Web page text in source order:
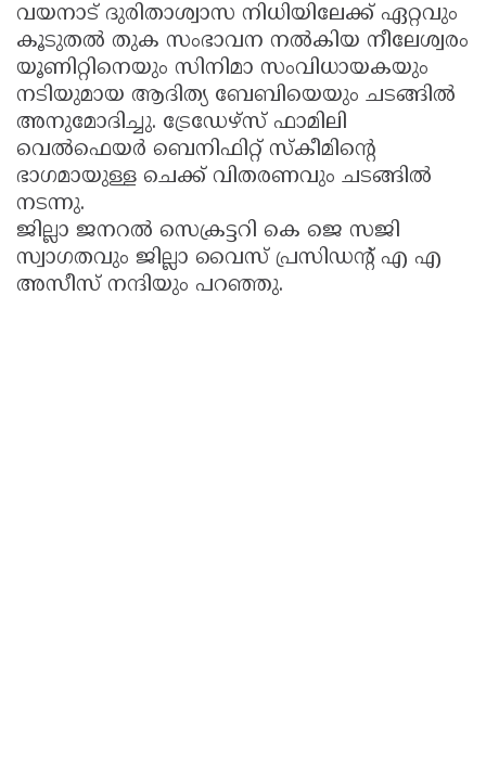
വയനാട് ദുരിതാശ്വാസ നിധിയിലേക്ക് ഏറ്റവും
കൂടുതൽ തുക സംഭാവന നൽകിയ നീലേശ്വരം
യൂണിറ്റിനെയും സിനിമാ സംവിധായകയും
നടിയുമായ ആദിത്യ ബേബിയെയും ചടങ്ങിൽ
അനുമോദിച്ചു. ട്രേഡേഴ്സ് ഫാമിലി
വെൽഫെയർ ബെനിഫിറ്റ് സ്കീമിന്റെ
ഭാഗമായുള്ള ചെക്ക് വിതരണവും ചടങ്ങിൽ
നടന്നു.
ജില്ലാ ജനറൽ സെക്രട്ടറി കെ ജെ സജി
സ്വാഗതവും ജില്ലാ വൈസ് പ്രസിഡന്റ് എ എ
അസീസ് നന്ദിയും പറഞ്ഞു.